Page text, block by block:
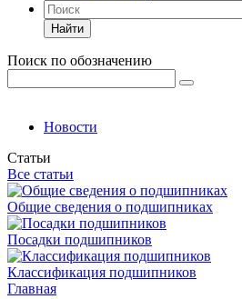
Найти
Поиск по обозначению
Новости
Статьи
Все статьи
Общие сведения о подшипниках
Посадки подшипников
Классификация подшипников
Главная